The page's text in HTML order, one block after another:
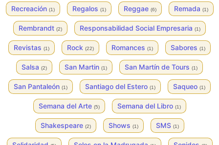
Recreación (1) Regalos (1) Reggae (6) Remada (1)
Rembrandt (2) Responsabilidad Social Empresaria (1)
Revistas (1) Rock (22) Romances (1) Sabores (1)
Salsa (2) San Martin (1) San Martín de Tours (1)
San Pantaleón (1) Santiago del Estero (1) Saqueo (1)
Semana del Arte (5) Semana del Libro (1)
Shakespeare (2) Shows (1) SMS (1)